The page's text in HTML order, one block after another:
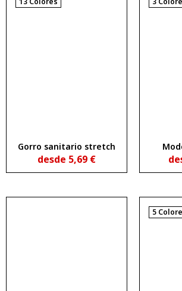
Gorro sanitario stretch
desde 5,69 €
5